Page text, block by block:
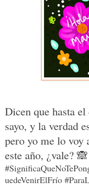
Dicen que hasta
sayo, y la verdad
pero yo me lo voy
este año, ¿vale? 🙈
uedeVenirElFrío